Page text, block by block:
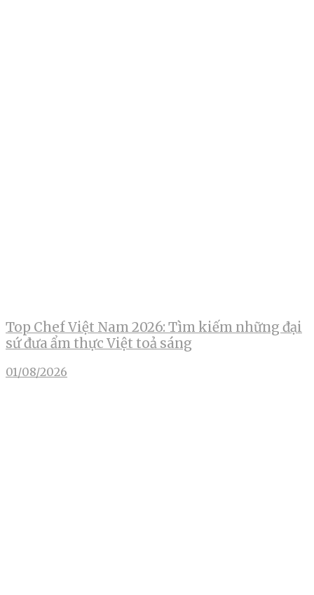
Top Chef Việt Nam 2026: Tìm kiếm những đại
sứ đưa ẩm thực Việt toả sáng
01/08/2026